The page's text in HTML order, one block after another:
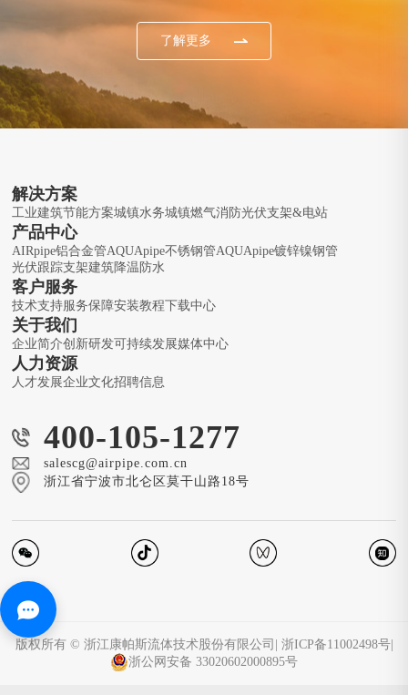
了解更多
解决方案
工业建筑节能方案城镇水务城镇燃气消防光伏支架&电站
产品中心
AIRpipe铝合金管AQUApipe不锈钢管AQUApipe镀锌镍钢管
光伏跟踪支架建筑降温防水
客户服务
技术支持 服务保障安装教程下载中心
关于我们
企业简介创新研发可持续发展媒体中心
人力资源
人才发展企业文化招聘信息
400-105-1277
salescg@airpipe.com.cn
浙江省宁波市北仑区莫干山路18号
版权所有 © 浙江康帕斯流体技术股份有限公司 | 浙ICP备11002498号|
浙公网安备 33020602000895号